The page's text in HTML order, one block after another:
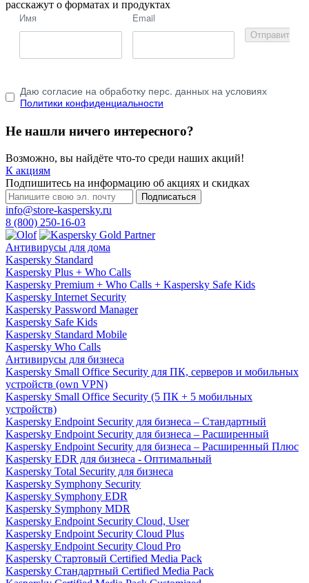
расскажут о форматах и продуктах
Имя Email
Отправить
Даю согласие на обработку перс. данных на условиях
Политики конфиденциальности
Не нашли ничего интересного?
Возможно, вы найдёте что-то среди наших акций!
К акциям
Подпишитесь на информацию об акциях и скидках
Подписаться
info@store-kaspersky.ru
8 (800) 250-16-03
Антивирусы для дома
Kaspersky Standard
Kaspersky Plus + Who Calls
Kaspersky Premium + Who Calls + Kaspersky Safe Kids
Kaspersky Internet Security
Kaspersky Password Manager
Kaspersky Safe Kids
Kaspersky Standard Mobile
Kaspersky Who Calls
Антивирусы для бизнеса
Kaspersky Small Office Security для ПК, серверов и мобильных
устройств (own VPN)
Kaspersky Small Office Security (5 ПК + 5 мобильных
устройств)
Kaspersky Endpoint Security для бизнеса – Стандартный
Kaspersky Endpoint Security для бизнеса – Расширенный
Kaspersky Endpoint Security для бизнеса – Расширенный Плюс
Kaspersky EDR для бизнеса - Оптимальный
Kaspersky Total Security для бизнеса
Kaspersky Symphony Security
Kaspersky Symphony EDR
Kaspersky Symphony MDR
Kaspersky Endpoint Security Cloud, User
Kaspersky Endpoint Security Cloud Plus
Kaspersky Endpoint Security Cloud Pro
Kaspersky Стартовый Certified Media Pack
Kaspersky Стандартный Certified Media Pack